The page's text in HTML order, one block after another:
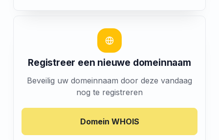
Registreer een nieuwe domeinnaam
Beveilig uw domeinnaam door deze vandaag
nog te registreren
Domein WHOIS